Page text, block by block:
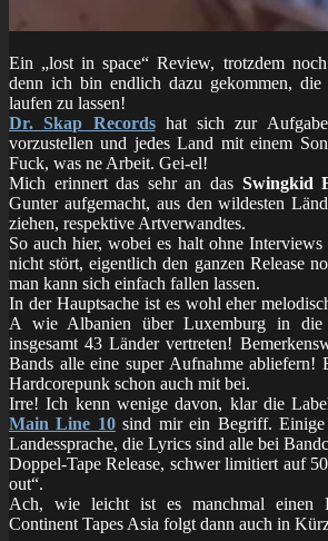
Ein „lost in space“ Review, trotzdem
denn ich bin endlich dazu gekommen,
laufen zu lassen!
Dr. Skap Recordshat sich zur Aufgabe
vorzustellen und jedes Land mit einem
Fuck, was ne Arbeit. Gei-el!
Mich erinnert das sehr an das Swingkid
Gunter aufgemacht, aus den wildesten
ziehen, respektive Artverwandtes.
So auch hier, wobei es halt ohne
nicht stört, eigentlich den ganzen Release
man kann sich einfach fallen lassen.
In der Hauptsache ist es wohl eher
A wie Albanien über Luxemburg in
insgesamt 43 Länder vertreten!
Bands alle eine super Aufnahme abliefern!
Hardcorepunk schon auch mit bei.
Irre! Ich kenn wenige davon, klar die
Main Line 10sind mir ein Begriff. Einige
Landessprache, die Lyrics sind alle bei
Doppel-Tape Release, schwer limitiert auf
out“.
Ach, wie leicht ist es manchmal einen
Continent Tapes Asia folgt dann auch in